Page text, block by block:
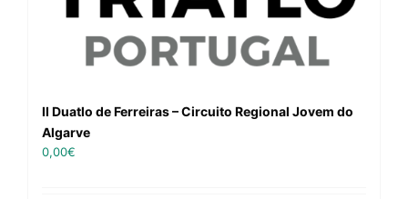
II Duatlo de Ferreiras – Circuito Regional Jovem do
Algarve
0,00€